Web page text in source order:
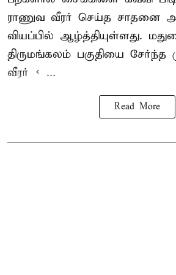
ராணுவ வீரர் செய்த சாதனை
வியப்பில் ஆழ்த்தியுள்ளது.
திருமங்கலம் பகுதியை சேர்ந்த
வீரர் < ...
Read More